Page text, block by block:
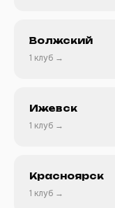
Волжский
1 клуб →
Ижевск
1 клуб →
Красноярск
1 клуб →